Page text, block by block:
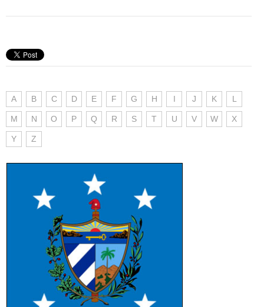
A B C D E F G H I J K L
M N O P Q R S T U V W X
Y Z